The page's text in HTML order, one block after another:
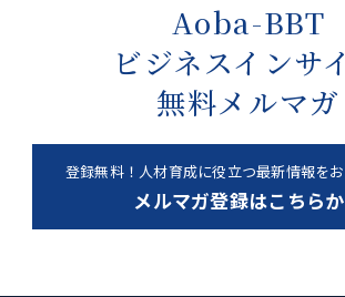
Aoba-BBT
ビジネスインサ
無料メルマガ
登録無料！人材育成に役立つ最新情報をお
メルマガ登録はこちら